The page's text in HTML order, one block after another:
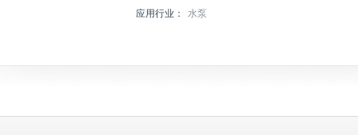
应用行业：
水泵